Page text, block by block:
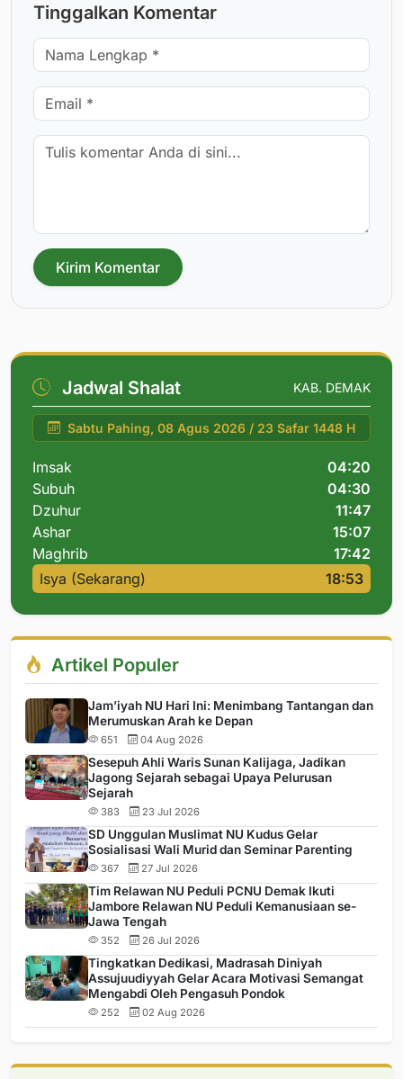
Tinggalkan Komentar
Kirim Komentar
Jadwal Shalat KAB. DEMAK
Sabtu Pahing, 08 Agus 2026 / 23 Safar 1448 H
Imsak
04:20
Subuh
04:30
Dzuhur
11:47
Ashar
15:07
Maghrib
17:42
Isya (Sekarang)
18:53
Artikel Populer
Jam’iyah NU Hari Ini: Menimbang Tantangan dan
Merumuskan Arah ke Depan
651 04 Aug 2026
Sesepuh Ahli Waris Sunan Kalijaga, Jadikan
Jagong Sejarah sebagai Upaya Pelurusan
Sejarah
383 23 Jul 2026
SD Unggulan Muslimat NU Kudus Gelar
Sosialisasi Wali Murid dan Seminar Parenting
367 27 Jul 2026
Tim Relawan NU Peduli PCNU Demak Ikuti
Jambore Relawan NU Peduli Kemanusiaan se-
Jawa Tengah
352 26 Jul 2026
Tingkatkan Dedikasi, Madrasah Diniyah
Assujuudiyyah Gelar Acara Motivasi Semangat
Mengabdi Oleh Pengasuh Pondok
252 02 Aug 2026